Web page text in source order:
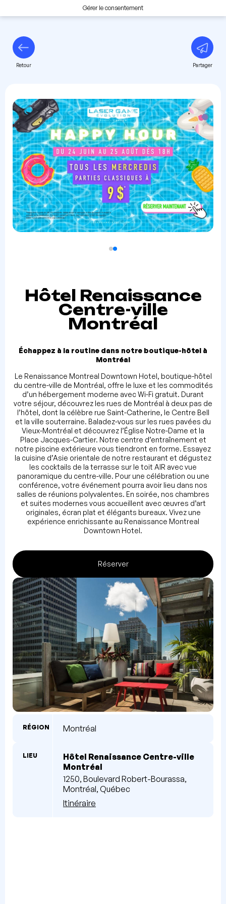
Gérer le consentement
Retour Partager
Hôtel Renaissance
Centre-ville
Montréal
Échappez à la routine dans notre boutique-hôtel à
Montréal
Le Renaissance Montreal Downtown Hotel, boutique-hôtel
du centre-ville de Montréal, offre le luxe et les commodités
d’un hébergement moderne avec Wi-Fi gratuit. Durant
votre séjour, découvrez les rues de Montréal à deux pas de
l’hôtel, dont la célèbre rue Saint-Catherine, le Centre Bell
et la ville souterraine. Baladez-vous sur les rues pavées du
Vieux-Montréal et découvrez l’Église Notre-Dame et la
Place Jacques-Cartier. Notre centre d’entraînement et
notre piscine extérieure vous tiendront en forme. Essayez
la cuisine d’Asie orientale de notre restaurant et dégustez
les cocktails de la terrasse sur le toit AIR avec vue
panoramique du centre-ville. Pour une célébration ou une
conférence, votre événement pourra avoir lieu dans nos
salles de réunions polyvalentes. En soirée, nos chambres
et suites modernes vous accueillent avec œuvres d’art
originales, écran plat et élégants bureaux. Vivez une
expérience enrichissante au Renaissance Montreal
Downtown Hotel.
Réserver
RÉGION Montréal
LIEU
Hôtel Renaissance Centre-ville
Montréal
1250, Boulevard Robert-Bourassa,
Montréal, Québec
Itinéraire